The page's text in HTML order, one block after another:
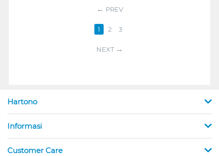
PREV
1 2 3
NEXT
Hartono
Informasi
Customer Care